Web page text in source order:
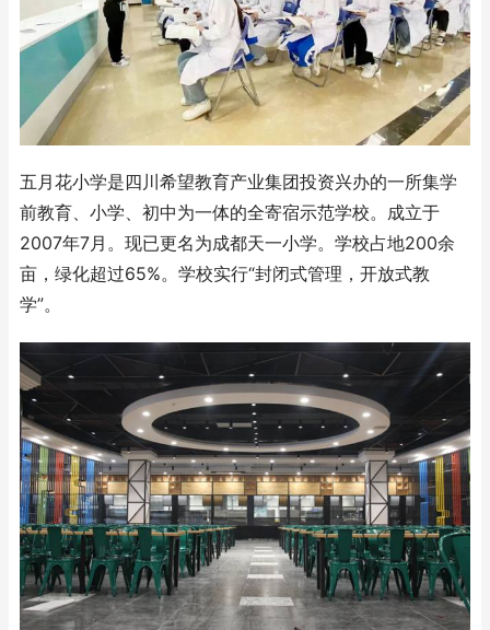
五月花小学是四川希望教育产业集团投资兴办的一所集学
前教育、小学、初中为一体的全寄宿示范学校。成立于
2007年7月。现已更名为成都天一小学。学校占地200余
亩，绿化超过65%。学校实行“封闭式管理，开放式教
学”。